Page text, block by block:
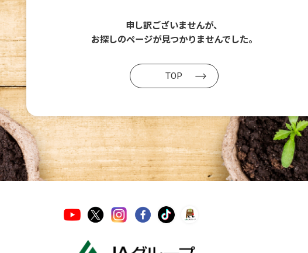
申し訳ございませんが、
お探しのページが見つかりませんでした。
TOP